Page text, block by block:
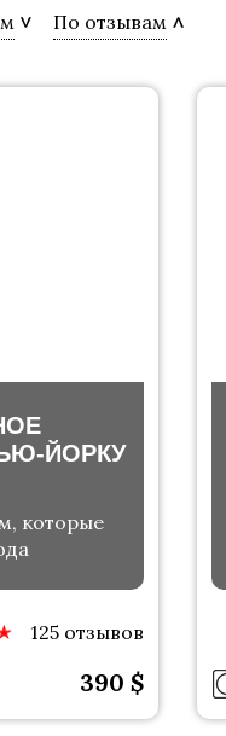
По отзывам
ЙОРКУ
которые
125 отзывов
390 $